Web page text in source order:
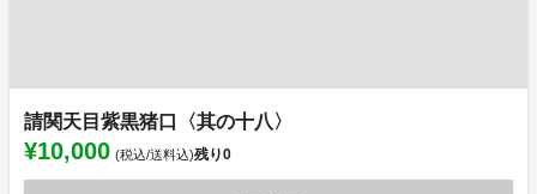
請関天目紫黒猪口〈其の十八〉
¥10,000 (税込/送料込)残り0